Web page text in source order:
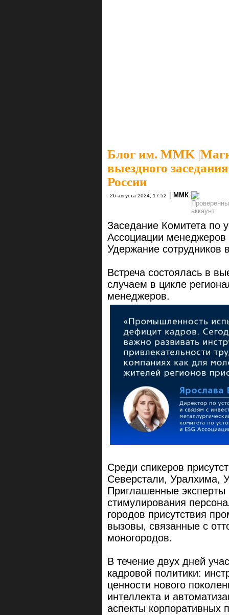
Блог им. MMK |
выездного
России
26 августа 2024, 17:52 ММК
Заседание Комитета по
Ассоциации
Удержание сотрудников
Встреча состоялась в
случаем в цикле
менеджеров.
Среди спикеров
Северстали, Уралхима,
Приглашенные
стимулирования
городов присутствия
вызовы, связанные с
моногородов.
В течение двух дней
кадровой политики:
ценности нового
интеллекта и
аспекты корпоративных